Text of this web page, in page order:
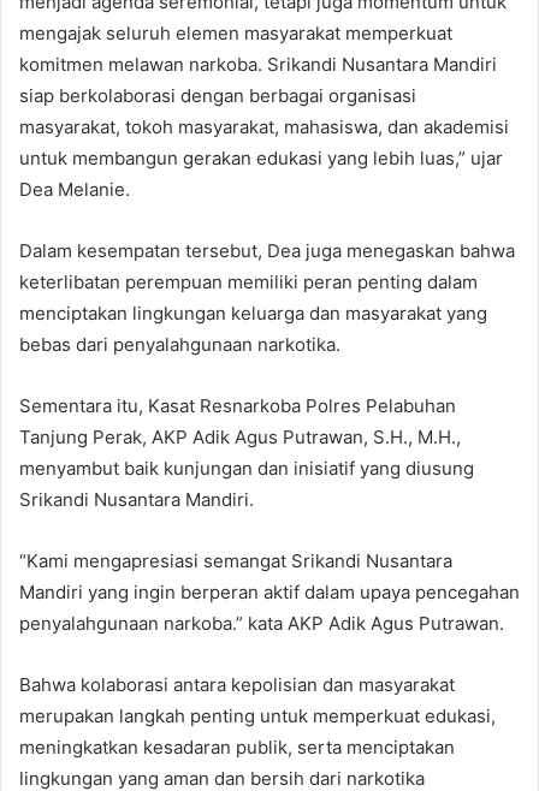
mengajak seluruh elemen masyarakat memperkuat
komitmen melawan narkoba. Srikandi Nusantara Mandiri
siap berkolaborasi dengan berbagai organisasi
masyarakat, tokoh masyarakat, mahasiswa, dan akademisi
untuk membangun gerakan edukasi yang lebih luas,” ujar
Dea Melanie.
Dalam kesempatan tersebut, Dea juga menegaskan bahwa
keterlibatan perempuan memiliki peran penting dalam
menciptakan lingkungan keluarga dan masyarakat yang
bebas dari penyalahgunaan narkotika.
Sementara itu, Kasat Resnarkoba Polres Pelabuhan
Tanjung Perak, AKP Adik Agus Putrawan, S.H., M.H.,
menyambut baik kunjungan dan inisiatif yang diusung
Srikandi Nusantara Mandiri.
“Kami mengapresiasi semangat Srikandi Nusantara
Mandiri yang ingin berperan aktif dalam upaya pencegahan
penyalahgunaan narkoba.” kata AKP Adik Agus Putrawan.
Bahwa kolaborasi antara kepolisian dan masyarakat
merupakan langkah penting untuk memperkuat edukasi,
meningkatkan kesadaran publik, serta menciptakan
lingkungan yang aman dan bersih dari narkotika